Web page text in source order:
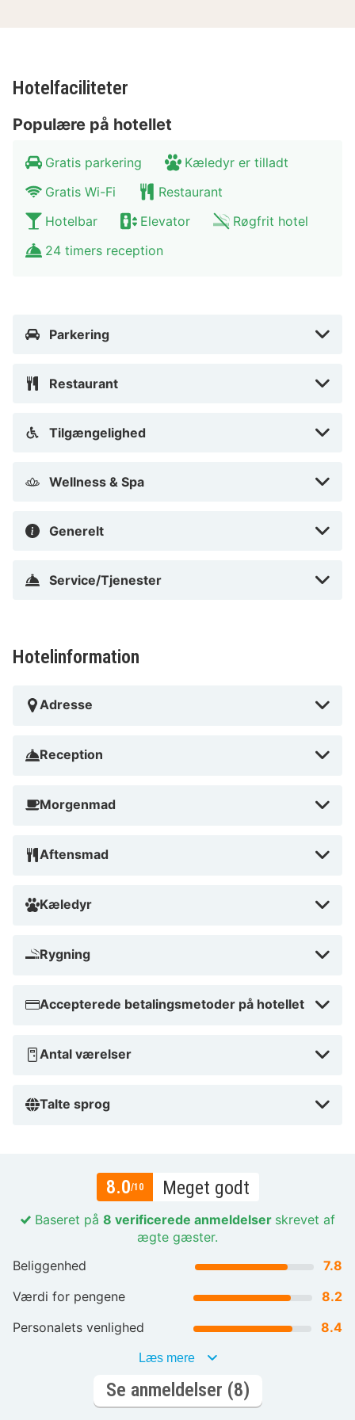
Hotelfaciliteter
Populære på hotellet
Gratis parkering
Kæledyr er tilladt
Gratis Wi-Fi
Restaurant
Hotelbar
Elevator
Røgfrit hotel
24 timers reception
Parkering
Restaurant
Tilgængelighed
Wellness & Spa
Generelt
Service/Tjenester
Hotelinformation
Adresse
Reception
Morgenmad
Aftensmad
Kæledyr
Rygning
Accepterede betalingsmetoder på hotellet
Antal værelser
Talte sprog
8.0/10 Meget godt
Baseret på 8 verificerede anmeldelser skrevet af
ægte gæster.
Beliggenhed
7.8
Værdi for pengene
8.2
Personalets venlighed
8.4
Læs mere
Se anmeldelser (8)